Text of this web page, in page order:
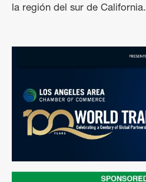
la región del sur de California.